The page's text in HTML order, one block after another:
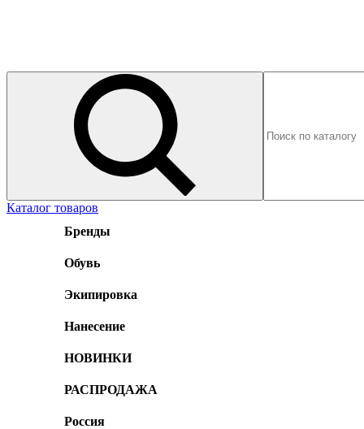
Каталог товаров
Бренды
Обувь
Экипировка
Нанесение
НОВИНКИ
РАСПРОДАЖА
Россия